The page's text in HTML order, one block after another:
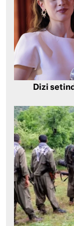
Dizi